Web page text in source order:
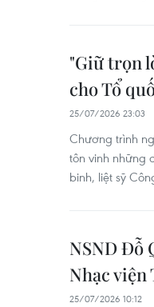
"Giữ trọn
cho Tổ
25/07/2026 23:03
Chương trình
tôn vinh những
binh, liệt sỹ
NSND Đỗ
Nhạc
25/07/2026 10:12